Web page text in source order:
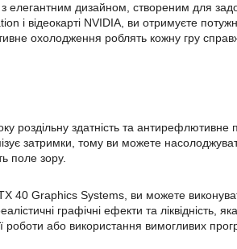
елегантним дизайном, створеним для
відеокарті NVIDIA, ви отримуєте
охолодження роблять кожну гру
здатність та антирефлютивне
затримки, тому ви можете
поле зору.
40 Graphics Systems, ви можете
графічні ефекти та ліквідність,
роботи або використання вимогливих